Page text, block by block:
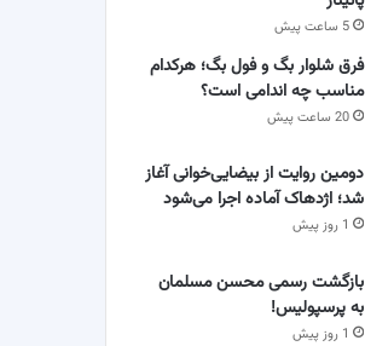
5 ساعت پیش
فرق شلوار بگ و فول بگ؛ هرکدام
مناسب چه اندامی است؟
20 ساعت پیش
دومین روایت از بیضایی‌خوانی آغاز
شد؛ اژدهاک آماده اجرا می‌شود
1 روز پیش
بازگشت رسمی محسن مسلمان
به پرسپولیس!
1 روز پیش